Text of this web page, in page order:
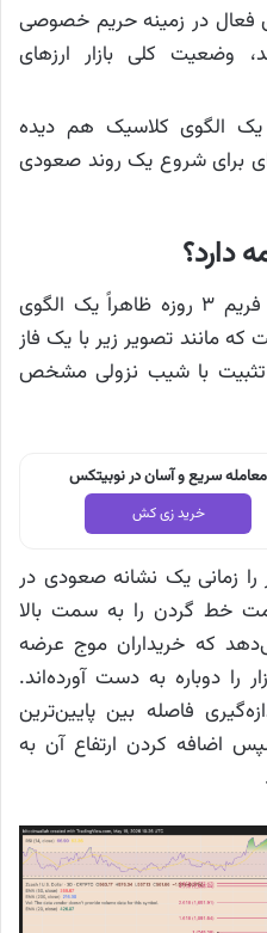
فعال در زمینه حریم خصوصی
وضعیت کلی بازار ارزهای
روی نمودار قیمت ZEC یک الگوی کلاسیک هم دیده
برای شروع یک روند صعودی
دارد؟
نمودار قیمت زی کش در تایم فریم ۳ روزه ظاهراً یک الگوی
مانند تصویر زیر با یک فاز
تثبیت با شیب نزولی مشخص
معامله سریع و آسان در نوبیتکس
خرید زی کش
را زمانی یک نشانه صعودی در
خط گردن را به سمت بالا
که خریداران موج عرضه
را دوباره به دست آورده‌اند.
فاصله بین پایین‌ترین
اضافه کردن ارتفاع آن به